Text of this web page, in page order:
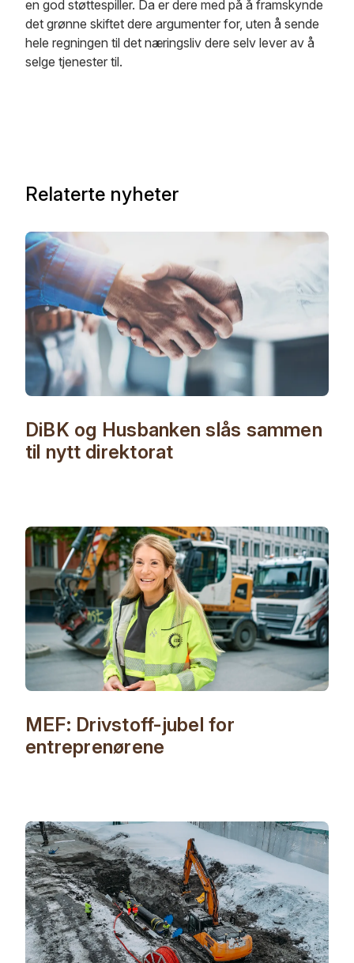
en god støttespiller. Da er dere med på å framskynde
det grønne skiftet dere argumenter for, uten å sende
hele regningen til det næringsliv dere selv lever av å
selge tjenester til.
Relaterte nyheter
DiBK og Husbanken slås sammen
til nytt direktorat
MEF: Drivstoff-jubel for
entreprenørene